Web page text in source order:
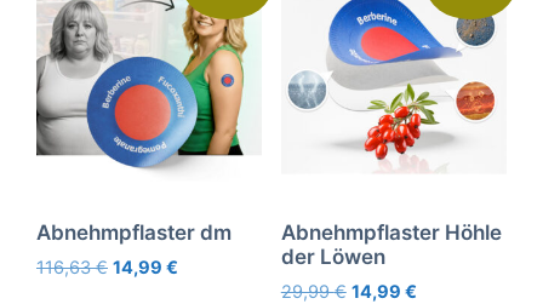
Abnehmpflaster dm
116,63€ Ursprünglicher
14,99 €
Abnehmpflaster Höhle
der Löwen
29,99€ Ursprünglicher
14,99 €Aktueller